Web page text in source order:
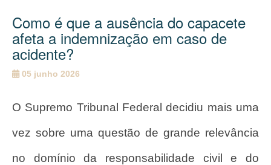
Como é que a ausência do capacete
afeta a indemnização em caso de
acidente?
05 junho 2026
O Supremo Tribunal Federal decidiu mais uma
vez sobre uma questão de grande relevância
no domínio da responsabilidade civil e do